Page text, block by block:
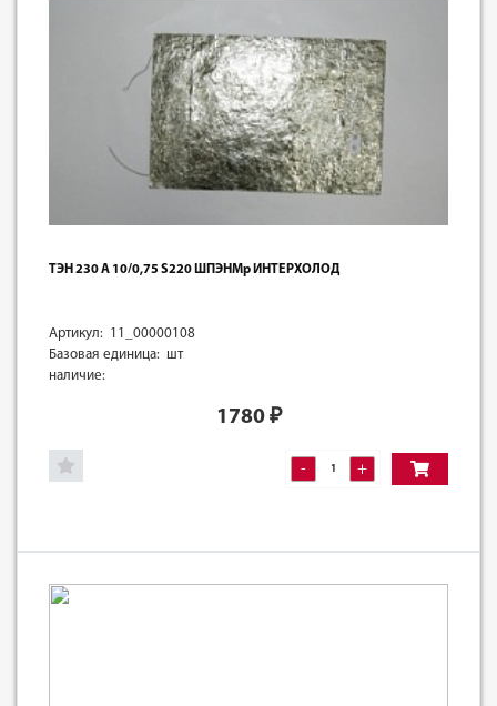
ТЭН 230 А 10/0,75 S220 ШПЭНМр ИНТЕРХОЛОД
Артикул: 11_00000108
Базовая единица: шт
наличие:
1780₽
- +